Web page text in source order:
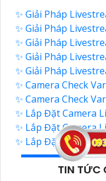
✨ Giải Pháp
✨ Giải Pháp
✨ Giải Pháp
✨ Giải Pháp
✨ Giải Pháp
✨ Camera Check
✨ Camera Check
✨ Lắp Đặt Camera
✨ Lắp Đặt Camera
✨ Lắp Đặt Camera
TIN TỨC